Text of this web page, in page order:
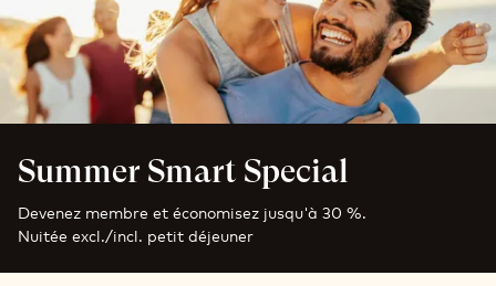
Summer Smart Special
Devenez membre et économisez jusqu'à 30 %.
Nuitée excl./incl. petit déjeuner